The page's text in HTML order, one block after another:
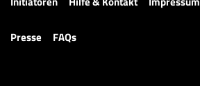
Presse FAQs